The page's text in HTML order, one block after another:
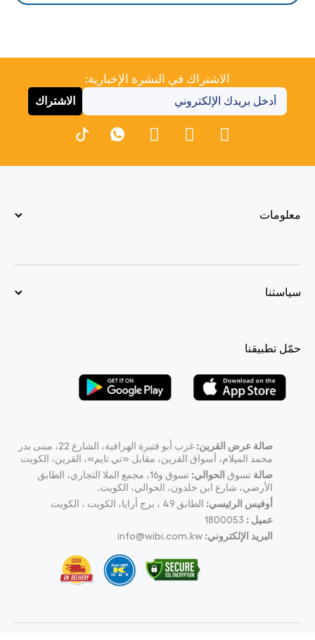
الاشتراك في النشرة الإخبارية:
الاشتراك
معلومات
سياستنا
حمّل تطبيقنا
صالة عرض القرين:
غرب أبو فتيرة الهرافية، الشارع 22، مبنى بدر
محمد الميلام، أسواق القرين، مقابل «تي تايم»، القرين، الكويت
صالة تسوق الحوالي:
تسوق و16، مجمع الملا التجاري، الطابق
الأرضي، شارع ابن خلدون، الحوالي، الكويت.
أوفيس الرئيسي: الطابق 49 ، برج أرايا، الكويت ، الكويت
عميل : 1800053
البريد الإلكتروني: info@wibi.com.kw